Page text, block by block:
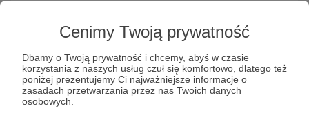
Cenimy Twoją prywatność
Dbamy o Twoją prywatność i chcemy, abyś w czasie
korzystania z naszych usług czuł się komfortowo, dlatego też
poniżej prezentujemy Ci najważniejsze informacje o
zasadach przetwarzania przez nas Twoich danych
osobowych.